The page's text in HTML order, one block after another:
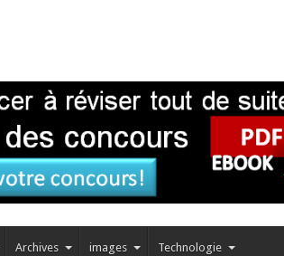
Archives images Technologie